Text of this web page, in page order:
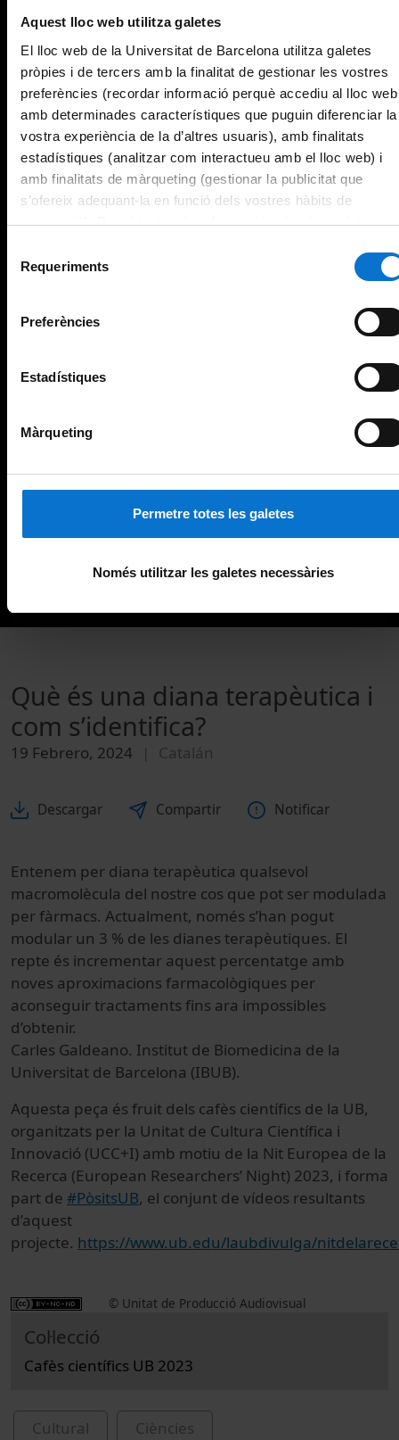
Aquest lloc web utilitza galetes
El lloc web de la Universitat de Barcelona utilitza galetes
pròpies i de tercers amb la finalitat de gestionar les vostres
preferències (recordar informació perquè accediu al lloc web
amb determinades característiques que puguin diferenciar la
vostra experiència de la d’altres usuaris), amb finalitats
estadístiques (analitzar com interactueu amb el lloc web) i
amb finalitats de màrqueting (gestionar la publicitat que
s’ofereix adequant-la en funció dels vostres hàbits de
navegació). Per obtenir més informació sobre les galetes
Universitat de Barcelona
Requeriments
Preferències
Estadístiques
Màrqueting
Permetre totes les galetes
Només utilitzar les galetes necessàries
Què és una diana terapèutica i
com s’identifica?
19 Febrero, 2024 Catalán
Descargar Compartir Notificar
Entenem per diana terapèutica qualsevol
macromolècula del nostre cos que pot ser modulada
per fàrmacs. Actualment, només s’han pogut
modular un 3 % de les dianes terapèutiques. El
repte és incrementar aquest percentatge amb
noves aproximacions farmacològiques per
aconseguir tractaments fins ara impossibles
d’obtenir.
Carles Galdeano. Institut de Biomedicina de la
Universitat de Barcelona (IBUB).
Aquesta peça és fruit dels cafès científics de la UB,
organitzats per la Unitat de Cultura Científica i
Innovació (UCC+I) amb motiu de la Nit Europea de la
Recerca (European Researchers’ Night) 2023, i forma
part de #PòsitsUB, el conjunt de vídeos resultants
d’aquest
projecte. https://www.ub.edu/laubdivulga/
© Unitat de Producció Audiovisual
Col·lecció
Cafès científics UB 2023
Cultural
Ciències